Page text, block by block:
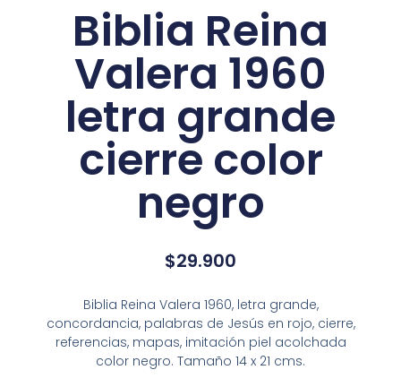
Biblia Reina
Valera 1960
letra grande
cierre color
negro
$29.900
Biblia Reina Valera 1960, letra grande,
concordancia, palabras de Jesús en rojo, cierre,
referencias, mapas, imitación piel acolchada
color negro. Tamaño 14 x 21 cms.